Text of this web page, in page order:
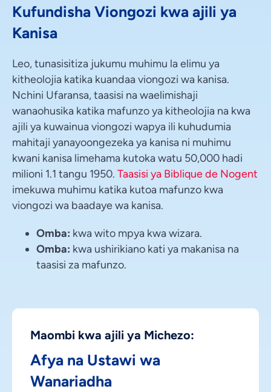
Kufundisha Viongozi kwa ajili ya
Kanisa
Leo, tunasisitiza jukumu muhimu la elimu ya
kitheolojia katika kuandaa viongozi wa kanisa.
Nchini Ufaransa, taasisi na waelimishaji
wanaohusika katika mafunzo ya kitheolojia na kwa
ajili ya kuwainua viongozi wapya ili kuhudumia
mahitaji yanayoongezeka ya kanisa ni muhimu
kwani kanisa limehama kutoka watu 50,000 hadi
milioni 1.1 tangu 1950. Taasisi ya Biblique de Nogent
imekuwa muhimu katika kutoa mafunzo kwa
viongozi wa baadaye wa kanisa.
Omba: kwa wito mpya kwa wizara.
Omba: kwa ushirikiano kati ya makanisa na
taasisi za mafunzo.
Maombi kwa ajili ya Michezo:
Afya na Ustawi wa
Wanariadha